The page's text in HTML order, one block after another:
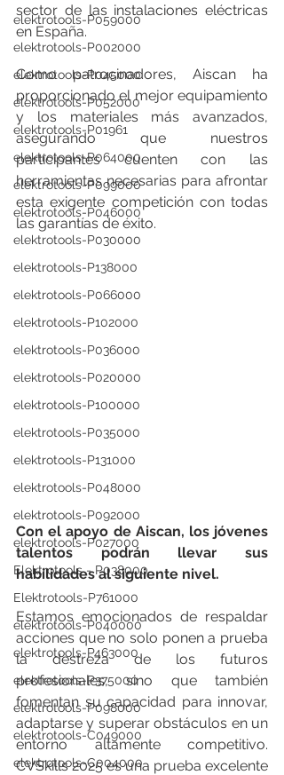
elektrotools-P059000
elektrotools-P002000
elektrotools-P045000
elektrotools-P052000
elektrotools-P01961
elektrotools-P064000
elektrotools-P099000
elektrotools-P046000
elektrotools-P030000
elektrotools-P138000
elektrotools-P066000
elektrotools-P102000
elektrotools-P036000
elektrotools-P020000
elektrotools-P100000
elektrotools-P035000
elektrotools-P131000
elektrotools-P048000
elektrotools-P092000
elektrotools-P027000
Elektrotools - P038000
Elektrotools-P761000
elektrotools-P040000
elektrotools-P463000
elektrotools-P375000
elektrotools-P098000
elektrotools-C049000
elektrotools-C004000
sector de las instalaciones eléctricas
en España.
Como patrocinadores, Aiscan ha
proporcionado el mejor equipamiento
y los materiales más avanzados,
asegurando que nuestros
participantes cuenten con las
herramientas necesarias para afrontar
esta exigente competición con todas
las garantías de éxito.
Con el apoyo de Aiscan, los jóvenes
talentos podrán llevar sus
habilidades al siguiente nivel.
Estamos emocionados de respaldar
acciones que no solo ponen a prueba
la destreza de los futuros
profesionales, sino que también
fomentan su capacidad para innovar,
adaptarse y superar obstáculos en un
entorno altamente competitivo.
CVSkills 2025 es una prueba excelente